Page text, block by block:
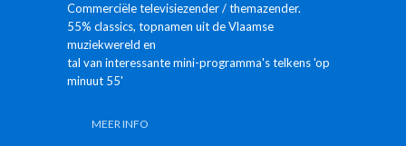
Commerciële televisiezender / themazender.
55% classics, topnamen uit de Vlaamse
muziekwereld en
tal van interessante mini-programma's telkens 'op
minuut 55'
MEER INFO